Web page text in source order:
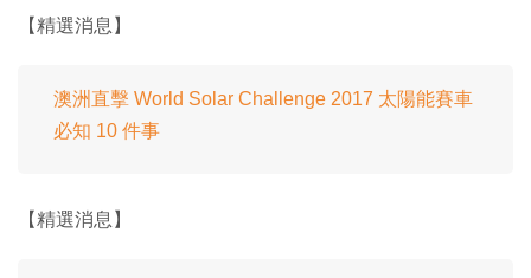
【精選消息】
澳洲直擊 World Solar Challenge 2017 太陽能賽車
必知 10 件事
【精選消息】